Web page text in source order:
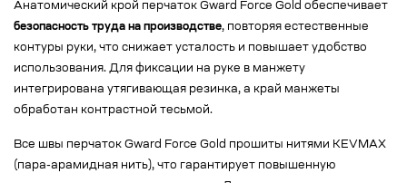
Анатомический крой перчаток Gward Force Gold обеспечивает
безопасность труда на производстве, повторяя естественные
контуры руки, что снижает усталость и повышает удобство
использования. Для фиксации на руке в манжету
интегрирована утягивающая резинка, а край манжеты
обработан контрастной тесьмой.
Все швы перчаток Gward Force Gold прошиты нитями KEVMAX
(пара-арамидная нить), что гарантирует повышенную